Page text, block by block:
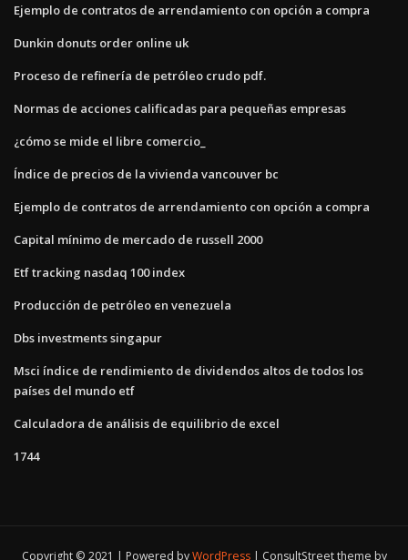
Ejemplo de contratos de arrendamiento con opción a compra
Dunkin donuts order online uk
Proceso de refinería de petróleo crudo pdf.
Normas de acciones calificadas para pequeñas empresas
¿cómo se mide el libre comercio_
Índice de precios de la vivienda vancouver bc
Ejemplo de contratos de arrendamiento con opción a compra
Capital mínimo de mercado de russell 2000
Etf tracking nasdaq 100 index
Producción de petróleo en venezuela
Dbs investments singapur
Msci índice de rendimiento de dividendos altos de todos los
países del mundo etf
Calculadora de análisis de equilibrio de excel
1744
Copyright © 2021 | Powered byWordPress ConsultStreet theme by